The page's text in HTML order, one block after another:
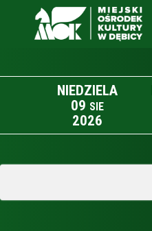
NIEDZIELA
09 SIE
2026